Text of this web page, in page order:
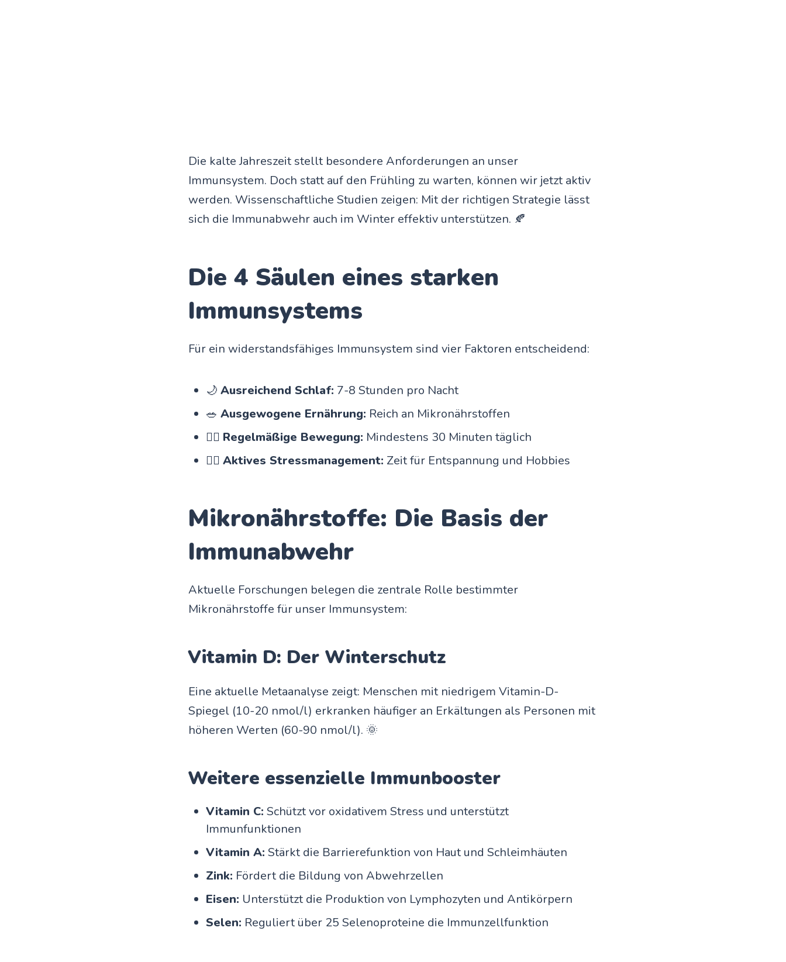
Die kalte Jahreszeit stellt besondere Anforderungen an unser
Immunsystem. Doch statt auf den Frühling zu warten, können wir jetzt aktiv
werden. Wissenschaftliche Studien zeigen: Mit der richtigen Strategie lässt
sich die Immunabwehr auch im Winter effektiv unterstützen. 🍂
Die 4 Säulen eines starken
Immunsystems
Für ein widerstandsfähiges Immunsystem sind vier Faktoren entscheidend:
🌙 Ausreichend Schlaf: 7-8 Stunden pro Nacht
🥗 Ausgewogene Ernährung: Reich an Mikronährstoffen
🏃‍♀️ Regelmäßige Bewegung: Mindestens 30 Minuten täglich
🧘‍♀️ Aktives Stressmanagement: Zeit für Entspannung und Hobbies
Mikronährstoffe: Die Basis der
Immunabwehr
Aktuelle Forschungen belegen die zentrale Rolle bestimmter
Mikronährstoffe für unser Immunsystem:
Vitamin D: Der Winterschutz
Eine aktuelle Metaanalyse zeigt: Menschen mit niedrigem Vitamin-D-
Spiegel (10-20 nmol/l) erkranken häufiger an Erkältungen als Personen mit
höheren Werten (60-90 nmol/l). 🌞
Weitere essenzielle Immunbooster
Vitamin C: Schützt vor oxidativem Stress und unterstützt
Immunfunktionen
Vitamin A: Stärkt die Barrierefunktion von Haut und Schleimhäuten
Zink: Fördert die Bildung von Abwehrzellen
Eisen: Unterstützt die Produktion von Lymphozyten und Antikörpern
Selen: Reguliert über 25 Selenoproteine die Immunzellfunktion